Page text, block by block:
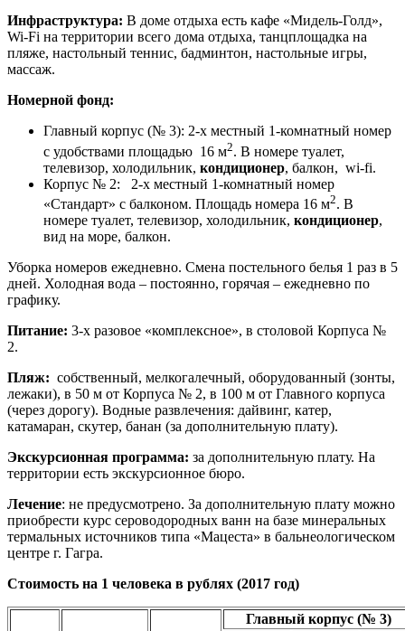
Инфраструктура: В доме отдыха есть кафе «Мидель-Голд»,
Wi-Fi на территории всего дома отдыха, танцплощадка на
пляже, настольный теннис, бадминтон, настольные игры,
массаж.
Номерной фонд:
Главный корпус (№ 3): 2-х местный 1-комнатный номер
с удобствами площадью 16 м2. В номере туалет,
телевизор, холодильник, кондиционер, балкон, wi-fi.
Корпус № 2: 2-х местный 1-комнатный номер
«Стандарт» с балконом. Площадь номера 16 м2. В
номере туалет, телевизор, холодильник, кондиционер,
вид на море, балкон.
Уборка номеров ежедневно. Смена постельного белья 1 раз в 5
дней. Холодная вода – постоянно, горячая – ежедневно по
графику.
Питание: 3-х разовое «комплексное», в столовой Корпуса №
2.
Пляж: собственный, мелкогалечный, оборудованный (зонты,
лежаки), в 50 м от Корпуса № 2, в 100 м от Главного корпуса
(через дорогу). Водные развлечения: дайвинг, катер,
катамаран, скутер, банан (за дополнительную плату).
Экскурсионная программа: за дополнительную плату. На
территории есть экскурсионное бюро.
Лечение: не предусмотрено. За дополнительную плату можно
приобрести курс сероводородных ванн на базе минеральных
термальных источников типа «Мацеста» в бальнеологическом
центре г. Гагра.
Стоимость на 1 человека в рублях (2017 год)
Главный корпус (№ 3)